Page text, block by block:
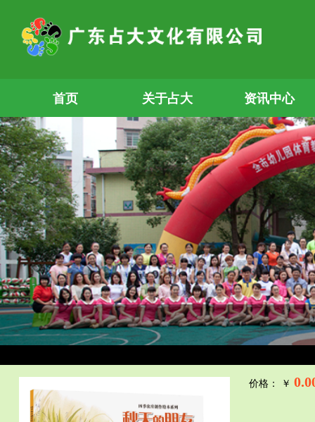
首页 关于占大 资讯中心
价格： ￥